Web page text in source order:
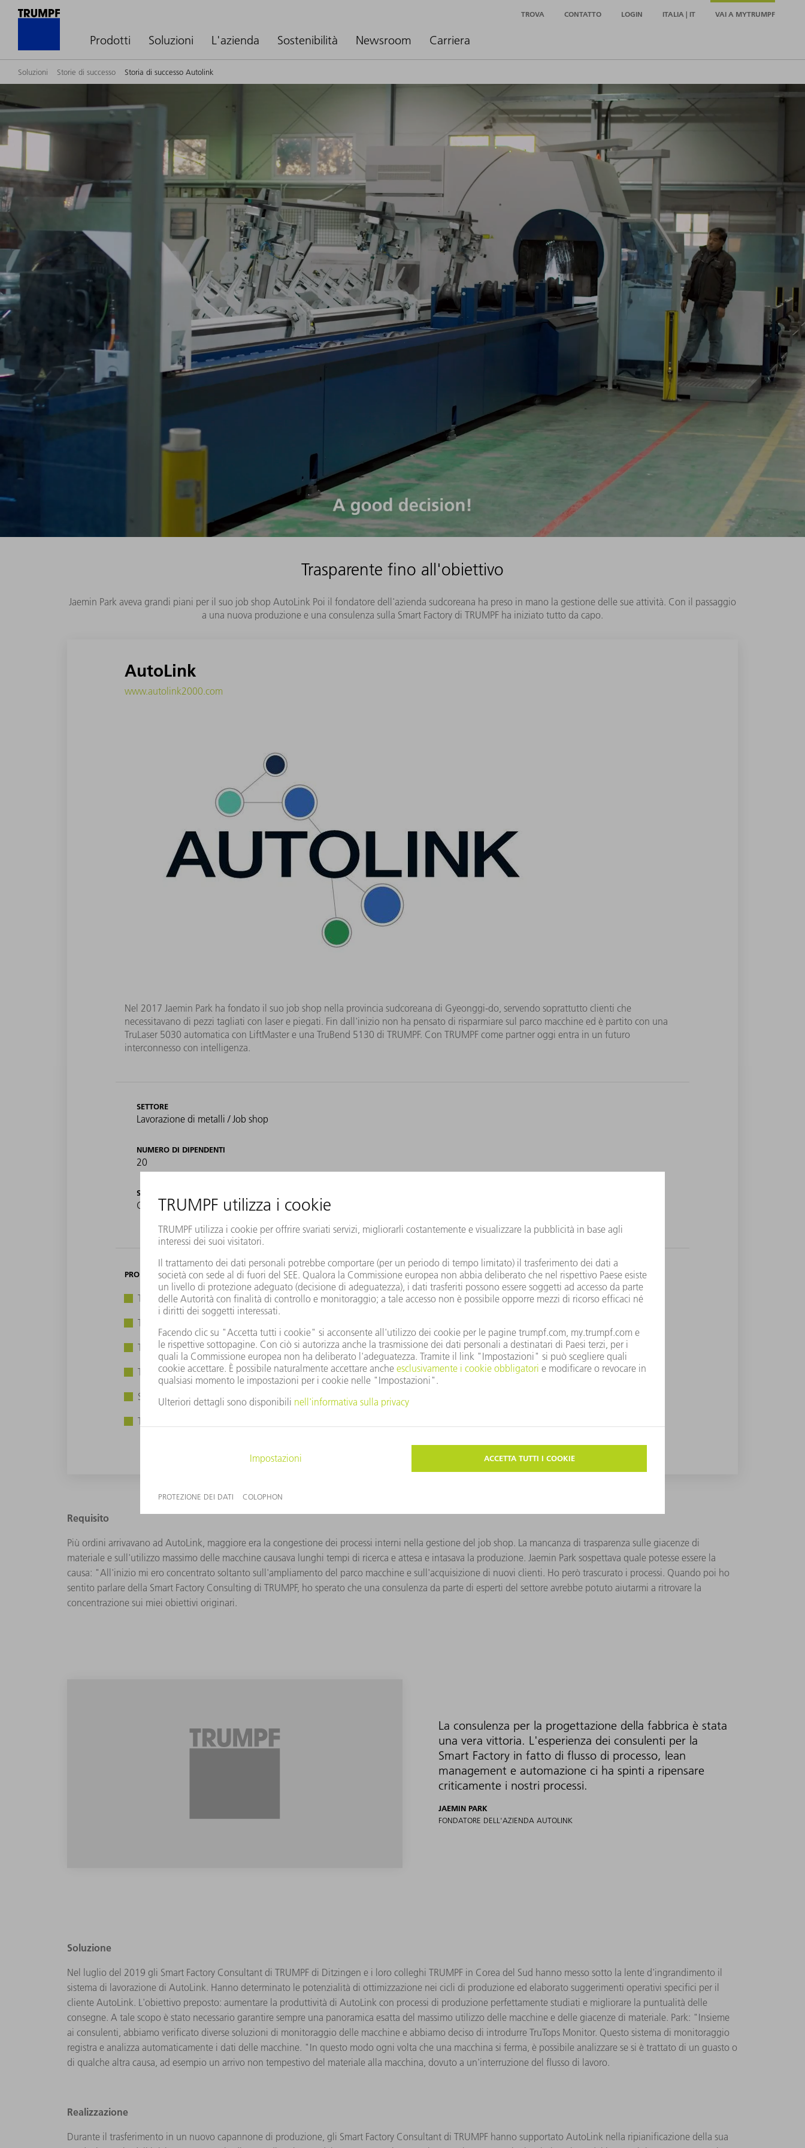
Prodotti Soluzioni L'azienda Sostenibilità Newsroom Carriera
TROVA CONTATTO LOGIN ITALIA | IT VAI A MYTRUMPF
Soluzioni Storie di successo Storia di successo Autolink
Trasparente fino all'obiettivo
Jaemin Park aveva grandi piani per il suo job shop AutoLink Poi il fondatore dell'azienda sudcoreana ha preso in mano la gestione delle sue attività. Con il passaggio
a una nuova produzione e una consulenza sulla Smart Factory di TRUMPF ha iniziato tutto da capo.
AutoLink
www.autolink2000.com
Nel 2017 Jaemin Park ha fondato il suo job shop nella provincia sudcoreana di Gyeonggi-do, servendo soprattutto clienti che
necessitavano di pezzi tagliati con laser e piegati. Fin dall'inizio non ha pensato di risparmiare sul parco macchine ed è partito con una
TruLaser 5030 automatica con LiftMaster e una TruBend 5130 di TRUMPF. Con TRUMPF come partner oggi entra in un futuro
interconnesso con intelligenza.
SETTORE
Lavorazione di metalli / Job shop
NUMERO DI DIPENDENTI
20
SEDE
Gyeonggi-do, Corea del Sud
PRODOTTI TRUMPF
TruLaser 5030 fiber
TruBend 5130
TruBend 5170
TruLaser Tube 7000
Smart Factory Consulting
TruConnect
Requisito
Più ordini arrivavano ad AutoLink, maggiore era la congestione dei processi interni nella gestione del job shop. La mancanza di trasparenza sulle giacenze di
materiale e sull'utilizzo massimo delle macchine causava lunghi tempi di ricerca e attesa e intasava la produzione. Jaemin Park sospettava quale potesse essere la
causa: "All'inizio mi ero concentrato soltanto sull'ampliamento del parco macchine e sull'acquisizione di nuovi clienti. Ho però trascurato i processi. Quando poi ho
sentito parlare della Smart Factory Consulting di TRUMPF, ho sperato che una consulenza da parte di esperti del settore avrebbe potuto aiutarmi a ritrovare la
concentrazione sui miei obiettivi originari.
La consulenza per la progettazione della fabbrica è stata
una vera vittoria. L'esperienza dei consulenti per la
Smart Factory in fatto di flusso di processo, lean
management e automazione ci ha spinti a ripensare
criticamente i nostri processi.
JAEMIN PARK
FONDATORE DELL'AZIENDA AUTOLINK
Soluzione
Nel luglio del 2019 gli Smart Factory Consultant di TRUMPF di Ditzingen e i loro colleghi TRUMPF in Corea del Sud hanno messo sotto la lente d'ingrandimento il
sistema di lavorazione di AutoLink. Hanno determinato le potenzialità di ottimizzazione nei cicli di produzione ed elaborato suggerimenti operativi specifici per il
cliente AutoLink. L'obiettivo preposto: aumentare la produttività di AutoLink con processi di produzione perfettamente studiati e migliorare la puntualità delle
consegne. A tale scopo è stato necessario garantire sempre una panoramica esatta del massimo utilizzo delle macchine e delle giacenze di materiale. Park: "Insieme
ai consulenti, abbiamo verificato diverse soluzioni di monitoraggio delle macchine e abbiamo deciso di introdurre TruTops Monitor. Questo sistema di monitoraggio
registra e analizza automaticamente i dati delle macchine. "In questo modo ogni volta che una macchina si ferma, è possibile analizzare se si è trattato di un guasto o
di qualche altra causa, ad esempio un arrivo non tempestivo del materiale alla macchina, dovuto a un'interruzione del flusso di lavoro.
Realizzazione
Durante il trasferimento in un nuovo capannone di produzione, gli Smart Factory Consultant di TRUMPF hanno supportato AutoLink nella ripianificazione della sua